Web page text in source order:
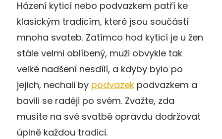
Házení kyticí nebo podvazkem patří ke
klasickým tradicím, které jsou součástí
mnoha svateb. Zatímco hod kyticí je u žen
stále velmi oblíbený, muži obvykle tak
velké nadšení nesdílí, a kdyby bylo po
jejich, nechali by podvazek podvazkem a
bavili se raději po svém. Zvažte, zda
musíte na své svatbě opravdu dodržovat
úplně každou tradici.